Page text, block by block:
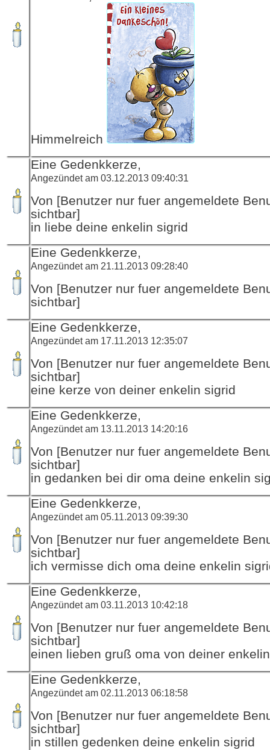
Himmelreich
Eine Gedenkkerze,
Angezündet am 03.12.2013 09:40:31
Von [Benutzer nur fuer angemeldete
sichtbar]
in liebe deine enkelin sigrid
Eine Gedenkkerze,
Angezündet am 21.11.2013 09:28:40
Von [Benutzer nur fuer angemeldete
sichtbar]
Eine Gedenkkerze,
Angezündet am 17.11.2013 12:35:07
Von [Benutzer nur fuer angemeldete
sichtbar]
eine kerze von deiner enkelin sigrid
Eine Gedenkkerze,
Angezündet am 13.11.2013 14:20:16
Von [Benutzer nur fuer angemeldete
sichtbar]
in gedanken bei dir oma deine enkelin
Eine Gedenkkerze,
Angezündet am 05.11.2013 09:39:30
Von [Benutzer nur fuer angemeldete
sichtbar]
ich vermisse dich oma deine enkelin
Eine Gedenkkerze,
Angezündet am 03.11.2013 10:42:18
Von [Benutzer nur fuer angemeldete
sichtbar]
einen lieben gruß oma von deiner
Eine Gedenkkerze,
Angezündet am 02.11.2013 06:18:58
Von [Benutzer nur fuer angemeldete
sichtbar]
in stillen gedenken deine enkelin sigrid